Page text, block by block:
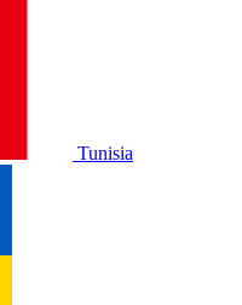
Tunisia